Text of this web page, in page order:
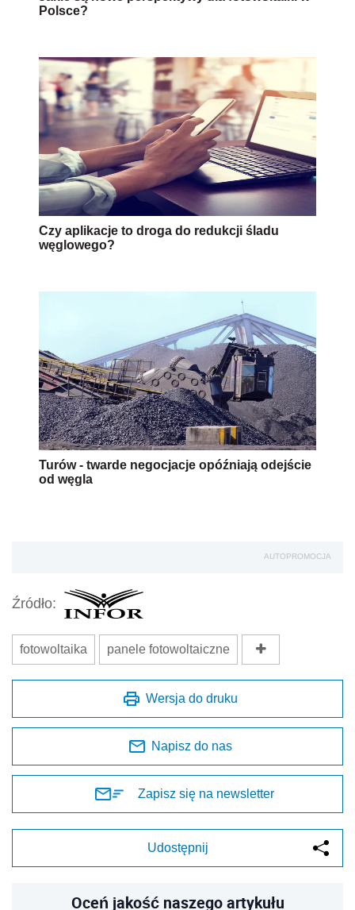
Polsce?
Czy aplikacje to droga do redukcji śladu
węglowego?
Turów - twarde negocjacje opóźniają odejście
od węgla
AUTOPROMOCJA
Źródło:
fotowoltaika panele fotowoltaiczne
Wersja do druku
Napisz do nas
Zapisz się na newsletter
Udostępnij
Oceń jakość naszego artykułu